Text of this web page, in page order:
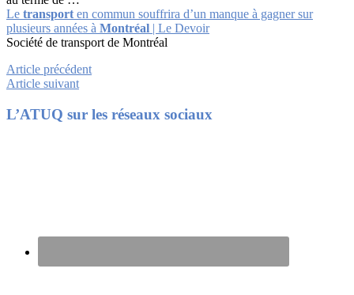
Le transport en commun souffrira d’un manque à gagner sur
plusieurs années à Montréal | Le Devoir
Société de transport de Montréal
Article précédent
Article suivant
Footer
L’ATUQ sur les réseaux sociaux